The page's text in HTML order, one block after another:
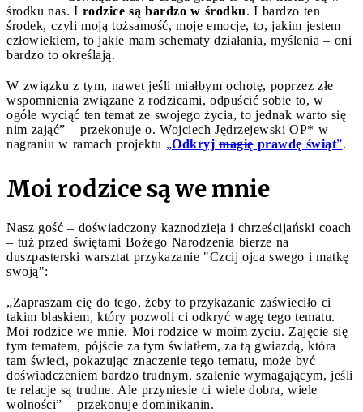
środku nas. I rodzice są bardzo w środku. I bardzo ten
środek, czyli moją tożsamość, moje emocje, to, jakim jestem
człowiekiem, to jakie mam schematy działania, myślenia – oni
bardzo to określają.
W związku z tym, nawet jeśli miałbym ochotę, poprzez złe
wspomnienia związane z rodzicami, odpuścić sobie to, w
ogóle wyciąć ten temat ze swojego życia, to jednak warto się
nim zająć” – przekonuje o. Wojciech Jędrzejewski OP* w
nagraniu w ramach projektu „Odkryj magięprawdę świąt”.
Moi rodzice są we mnie
Nasz gość – doświadczony kaznodzieja i chrześcijański coach
– tuż przed świętami Bożego Narodzenia bierze na
duszpasterski warsztat przykazanie "Czcij ojca swego i matkę
swoją":
„Zapraszam cię do tego, żeby to przykazanie zaświeciło ci
takim blaskiem, który pozwoli ci odkryć wagę tego tematu.
Moi rodzice we mnie. Moi rodzice w moim życiu. Zajęcie się
tym tematem, pójście za tym światłem, za tą gwiazdą, która
tam świeci, pokazując znaczenie tego tematu, może być
doświadczeniem bardzo trudnym, szalenie wymagającym, jeśli
te relacje są trudne. Ale przyniesie ci wiele dobra, wiele
wolności” – przekonuje dominikanin.